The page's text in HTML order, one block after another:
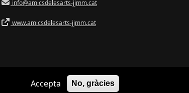
info@amicsdelesarts-jjmm.cat
www.amicsdelesarts-jjmm.cat
Drupal perCommunia | Hosting d'
Accepta No, gràcies